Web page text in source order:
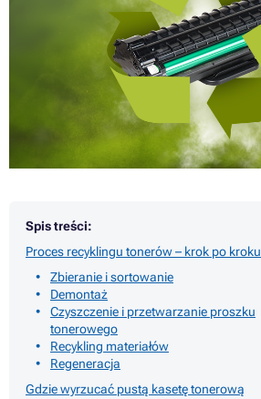
Spis treści:
Proces recyklingu tonerów – krok po kroku
Zbieranie i sortowanie
Demontaż
Czyszczenie i przetwarzanie proszku
tonerowego
Recykling materiałów
Regeneracja
Gdzie wyrzucać pustą kasetę tonerową